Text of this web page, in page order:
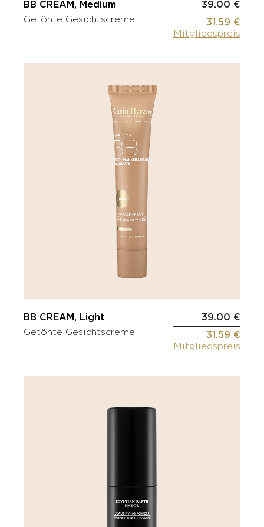
BB CREAM, Medium
Getönte Gesichtscreme
39.00 €
31.59 €
Mitgliedspreis
BB CREAM, Light
Getönte Gesichtscreme
39.00 €
31.59 €
Mitgliedspreis